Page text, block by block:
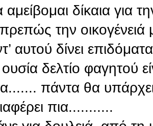
αμείβομαι δίκαια
την
αυτού δίνει
ουσία δελτίο φαγητού
πάντα θα υπάρχει
πια...........